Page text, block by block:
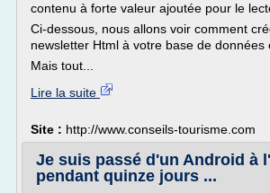
contenu à forte valeur ajoutée pour le
Ci-dessous, nous allons voir comment
newsletter Html à votre base de données
Mais tout...
Lire la suite
Site : http://www.conseils-tourisme.com
Je suis passé d'un Android à
pendant quinze jours ...